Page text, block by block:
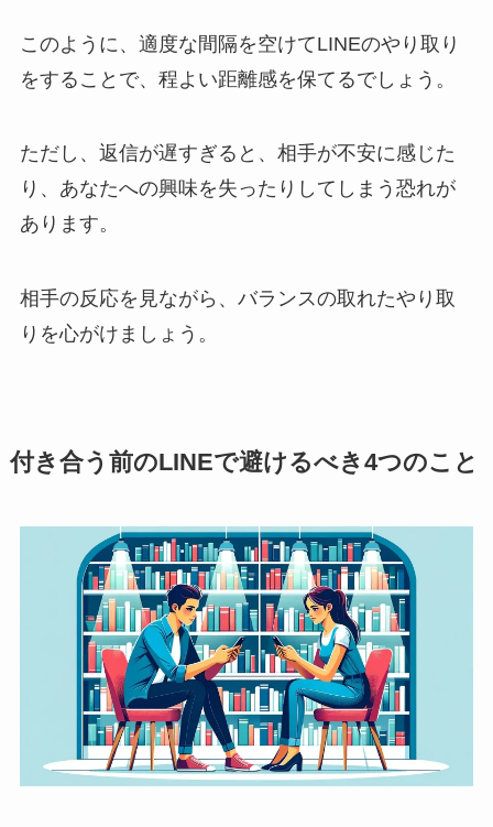
このように、適度な間隔を空けてLINEのやり取り
をすることで、程よい距離感を保てるでしょう。
ただし、返信が遅すぎると、相手が不安に感じた
り、あなたへの興味を失ったりしてしまう恐れが
あります。
相手の反応を見ながら、バランスの取れたやり取
りを心がけましょう。
付き合う前のLINEで避けるべき4つのこと